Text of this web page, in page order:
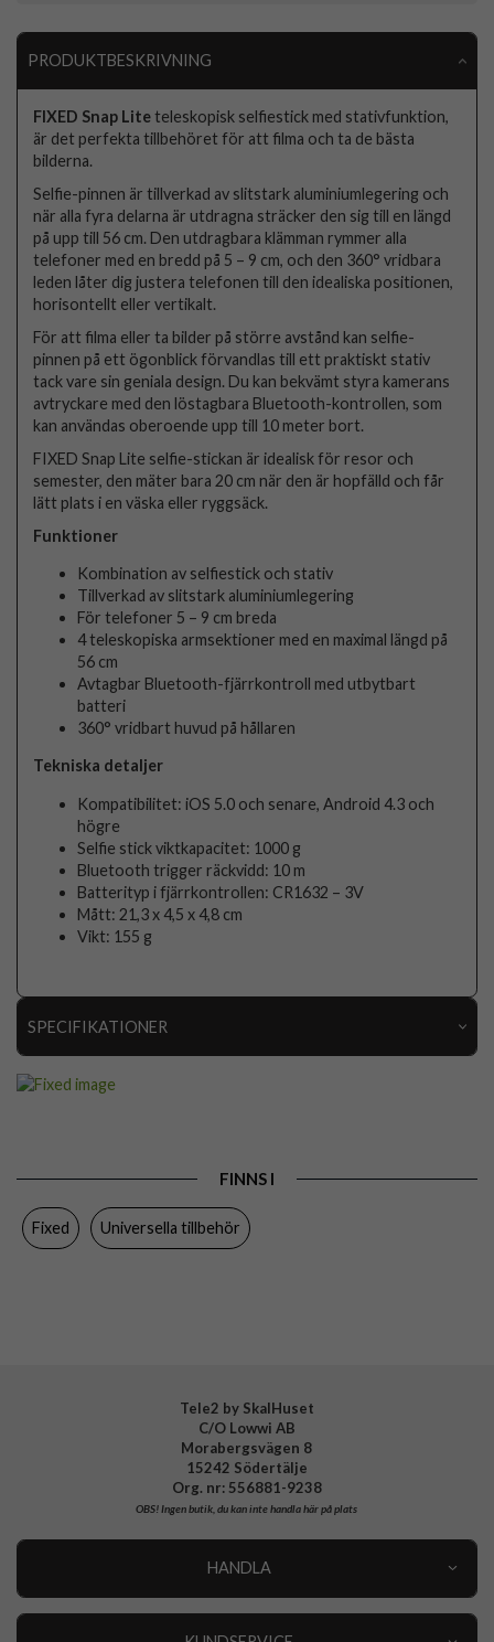
PRODUKTBESKRIVNING
FIXED Snap Liteteleskopisk selfiestick med stativfunktion,
är det perfekta tillbehöret för att filma och ta de bästa
bilderna.
Selfie-pinnen är tillverkad av slitstark aluminiumlegering och
när alla fyra delarna är utdragna sträcker den sig till en längd
på upp till 56 cm. Den utdragbara klämman rymmer alla
telefoner med en bredd på 5 – 9 cm, och den 360° vridbara
leden låter dig justera telefonen till den idealiska positionen,
horisontellt eller vertikalt.
För att filma eller ta bilder på större avstånd kan selfie-
pinnen på ett ögonblick förvandlas till ett praktiskt stativ
tack vare sin geniala design. Du kan bekvämt styra kamerans
avtryckare med den löstagbara Bluetooth-kontrollen, som
kan användas oberoende upp till 10 meter bort.
FIXED Snap Lite selfie-stickan är idealisk för resor och
semester, den mäter bara 20 cm när den är hopfälld och får
lätt plats i en väska eller ryggsäck.
Funktioner
Kombination av selfiestick och stativ
Tillverkad av slitstark aluminiumlegering
För telefoner 5 – 9 cm breda
4 teleskopiska armsektioner med en maximal längd på
56 cm
Avtagbar Bluetooth-fjärrkontroll med utbytbart
batteri
360° vridbart huvud på hållaren
Tekniska detaljer
Kompatibilitet: iOS 5.0 och senare, Android 4.3 och
högre
Selfie stick viktkapacitet: 1000 g
Bluetooth trigger räckvidd: 10 m
Batterityp i fjärrkontrollen: CR1632 – 3V
Mått: 21,3 x 4,5 x 4,8 cm
Vikt: 155 g
SPECIFIKATIONER
Material
FINNS I
Fixed Universella tillbehör
Tele2 by SkalHuset
C/O Lowwi AB
Morabergsvägen 8
15242 Södertälje
Org. nr: 556881-9238
OBS!Ingen butik, du kan inte handla här på plats
HANDLA